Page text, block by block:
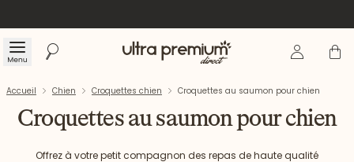
Menu Rechercher Accueil Se Panier
Accueil Chien Croquettes chien Croquettes au saumon pour chien
Croquettes au saumon pour chien
Offrez à votre petit compagnon des repas de haute qualité